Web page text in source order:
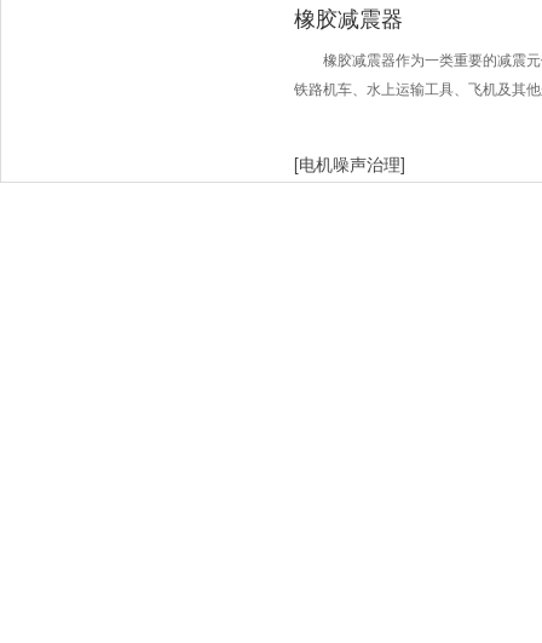
橡胶减震器
橡胶减震器作为一类重要的减震
铁路机车、水上运输工具、飞机及其
[电机噪声治理]